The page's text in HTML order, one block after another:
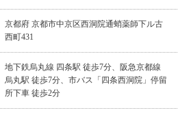
京都府 京都市中京区西洞院通蛸薬師下ル古
西町431
地下鉄烏丸線 四条駅 徒歩7分、阪急京都線
烏丸駅 徒歩7分、市バス「四条西洞院」停留
所下車 徒歩2分